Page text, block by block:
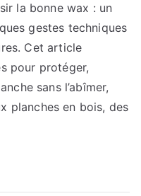
la bonne wax : un
gestes techniques
Cet article
pour protéger,
sans l’abîmer,
planches en bois, des